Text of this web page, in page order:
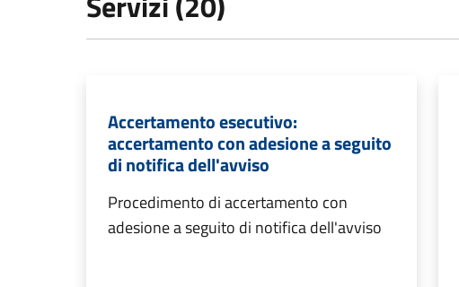
Accertamento esecutivo:
accertamento con adesione a seguito
di notifica dell'avviso
Procedimento di accertamento con
adesione a seguito di notifica dell'avviso